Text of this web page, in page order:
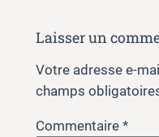
Laisser un
Votre adresse e-
champs
Commentaire *